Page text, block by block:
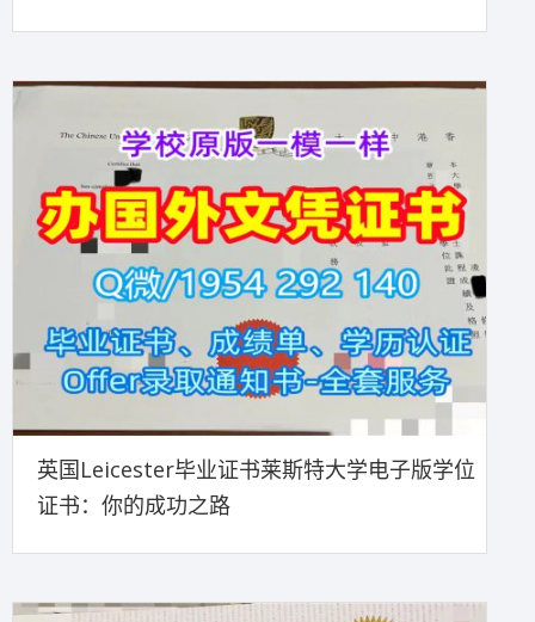
英国Leicester毕业证书莱斯特大学电子版学位
证书：你的成功之路